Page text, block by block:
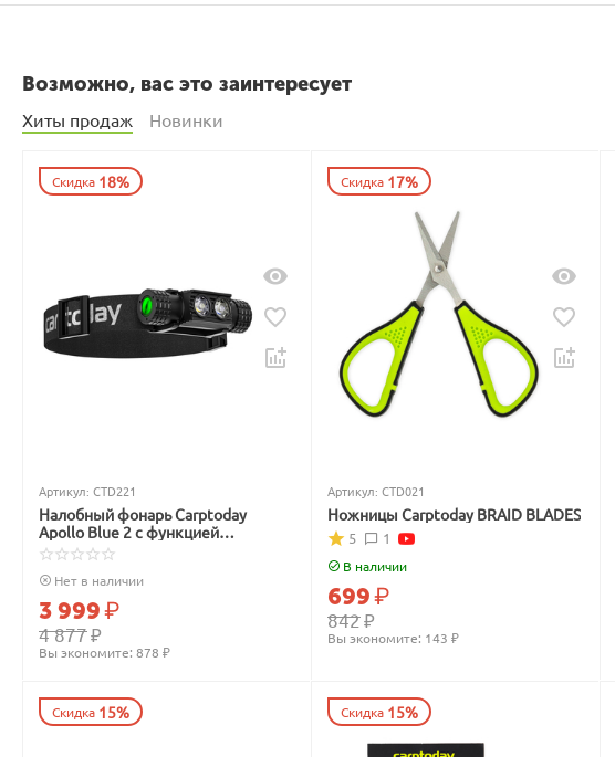
Возможно, вас это заинтересует
Хиты продаж Новинки
Скидка 18%
Артикул: CTD221
Налобный фонарь Carptoday
Apollo Blue 2 с функцией
подсвечивания лески синим
светом
Нет в наличии
4 877₽
3 999₽
Вы экономите: 878 ₽
Скидка 17%
Артикул: CTD021
Ножницы Carptoday BRAID BLADES
1
5
В наличии
842₽
699₽
Вы экономите: 143 ₽
Скидка 15% Скидка 15%